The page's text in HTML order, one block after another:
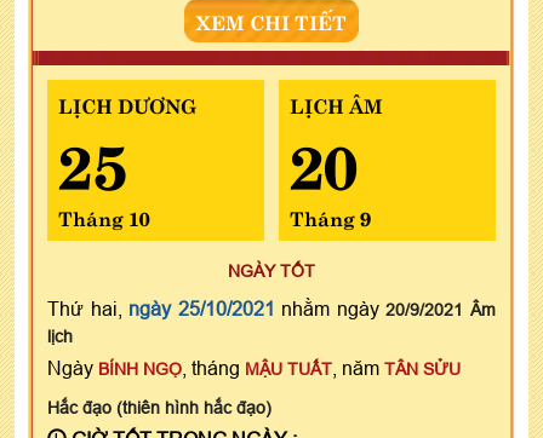
XEM CHI TIẾT
LỊCH DƯƠNG
25
Tháng 10
LỊCH ÂM
20
Tháng 9
NGÀY TỐT
Thứ hai, ngày 25/10/2021 nhằm ngày20/9/2021 Âm
lịch
Ngày BÍNH NGỌ , tháng MẬU TUẤT , năm TÂN SỬU
Hắc đạo (thiên hình hắc đạo)